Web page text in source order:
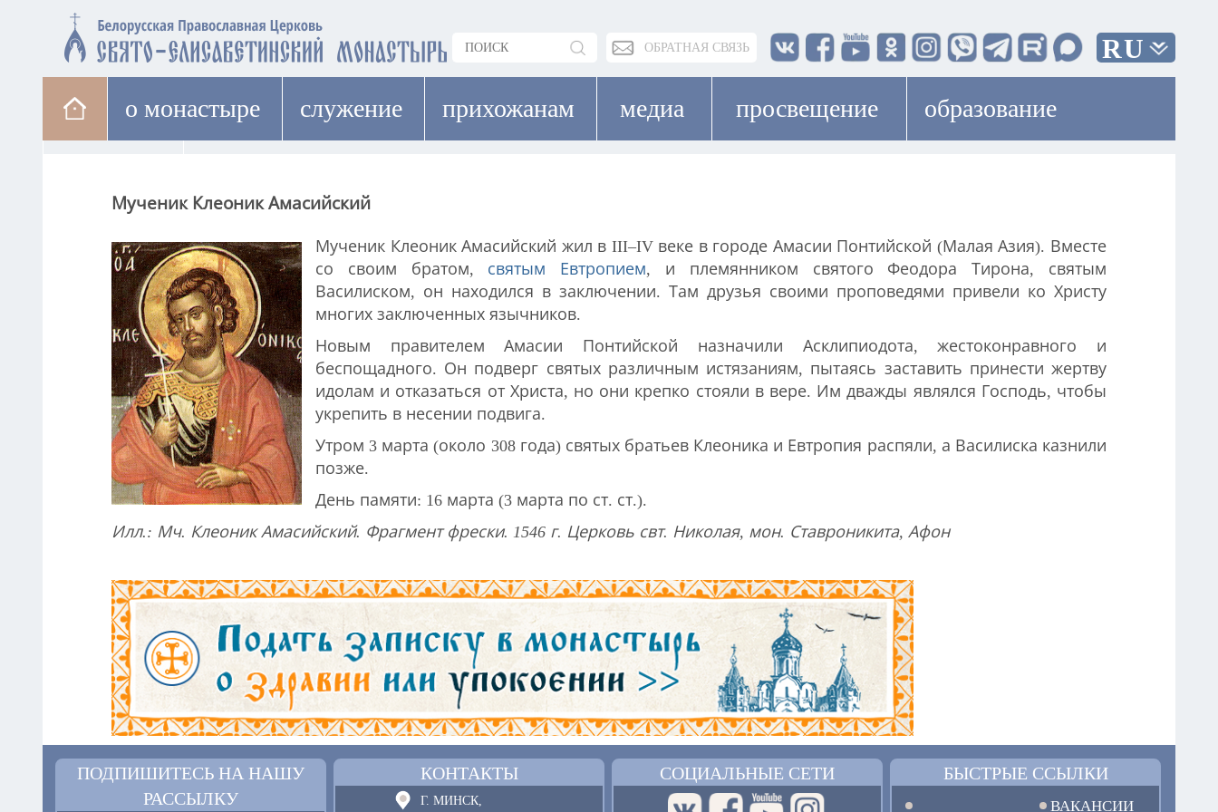
ОБРАТНАЯ СВЯЗЬ RU
о монастыре cлужение прихожанам медиа просвещение образование
Мученик Клеоник Амасийский
Мученик Клеоник Амасийский жил в III–IV веке в городе Амасии Понтийской (Малая Азия). Вместе
со своим братом, святым Евтропием, и племянником святого Феодора Тирона, святым
Василиском, он находился в заключении. Там друзья своими проповедями привели ко Христу
многих заключенных язычников.
Новым правителем Амасии Понтийской назначили Асклипиодота, жестоконравного и
беспощадного. Он подверг святых различным истязаниям, пытаясь заставить принести жертву
идолам и отказаться от Христа, но они крепко стояли в вере. Им дважды являлся Господь, чтобы
укрепить в несении подвига.
Утром 3 марта (около 308 года) святых братьев Клеоника и Евтропия распяли, а Василиска казнили
позже.
День памяти: 16 марта (3 марта по ст. ст.).
Илл.: Мч. Клеоник Амасийский. Фрагмент фрески. 1546 г. Церковь свт. Николая, мон. Ставроникита, Афон
ПОДПИШИТЕСЬ НА НАШУ
РАССЫЛКУ
КОНТАКТЫ
Г. МИНСК,
СОЦИАЛЬНЫЕ СЕТИ БЫСТРЫЕ ССЫЛКИ
ВАКАНСИИ